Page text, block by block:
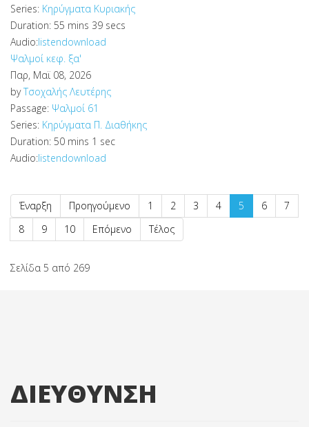
Series: Κηρύγματα Κυριακής
Duration: 55 mins 39 secs
Audio:listendownload
Ψαλμοί κεφ. ξα'
Παρ, Μαϊ 08, 2026
byΤσοχαλής Λευτέρης
Passage: Ψαλμοί 61
Series: Κηρύγματα Π. Διαθήκης
Duration: 50 mins 1 sec
Audio:listendownload
Έναρξη Προηγούμενο 1 2 3 4 5 6
7
8
9 10 Επόμενο Τέλος
Σελίδα 5 από 269
ΔΙΕΥΘΥΝΣΗ